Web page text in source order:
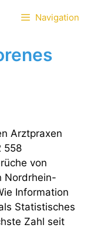
Navigation
Arztpraxen
558
von
Nordrhein-
Information
Statistisches
Zahl seit